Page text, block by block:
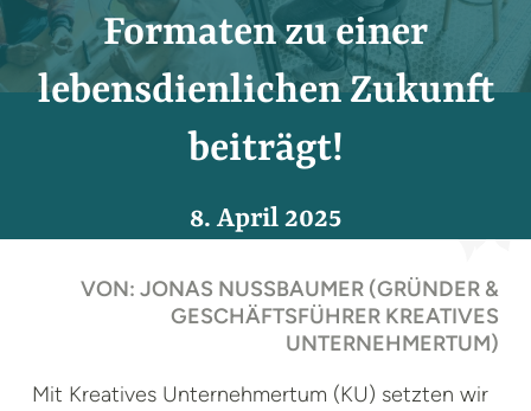
Formaten zu einer
lebensdienlichen Zukunft
beiträgt!
8. April 2025
VON: JONAS NUSSBAUMER (GRÜNDER &
GESCHÄFTSFÜHRER KREATIVES
UNTERNEHMERTUM)
Mit Kreatives Unternehmertum (KU) setzten wir